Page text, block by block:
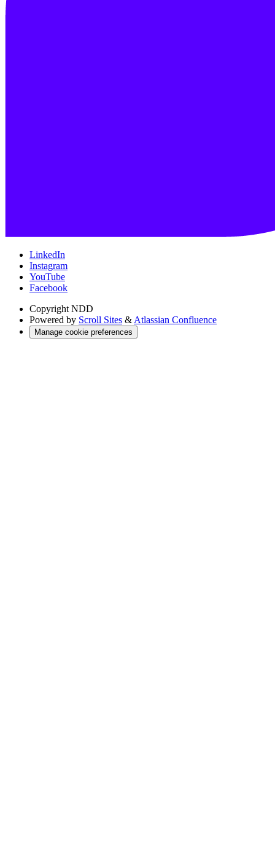
LinkedIn
Instagram
YouTube
Facebook
Copyright NDD
Powered by Scroll Sites & Atlassian Confluence
Manage cookie preferences